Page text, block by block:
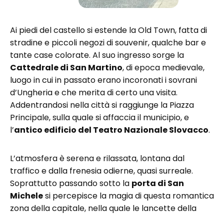
Ai piedi del castello si estende la Old Town, fatta di
stradine e piccoli negozi di souvenir, qualche bar e
tante case colorate. Al suo ingresso sorge la
Cattedrale di San Martino, di epoca medievale,
luogo in cui in passato erano incoronati i sovrani
d’Ungheria e che merita di certo una visita.
Addentrandosi nella città si raggiunge la Piazza
Principale, sulla quale si affaccia il municipio, e
l’antico edificio del Teatro Nazionale Slovacco.
L’atmosfera è serena e rilassata, lontana dal
traffico e dalla frenesia odierne, quasi surreale.
Soprattutto passando sotto la porta di San
Michelesi percepisce la magia di questa romantica
zona della capitale, nella quale le lancette della